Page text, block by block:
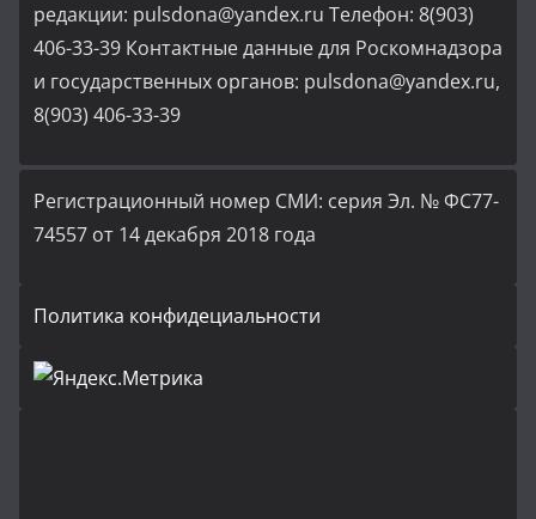
редакции: pulsdona@yandex.ru Телефон: 8(903)
406-33-39 Контактные данные для Роскомнадзора
и государственных органов: pulsdona@yandex.ru,
8(903) 406-33-39
Регистрационный номер СМИ: серия Эл. № ФС77-
74557 от 14 декабря 2018 года
Политика конфидециальности